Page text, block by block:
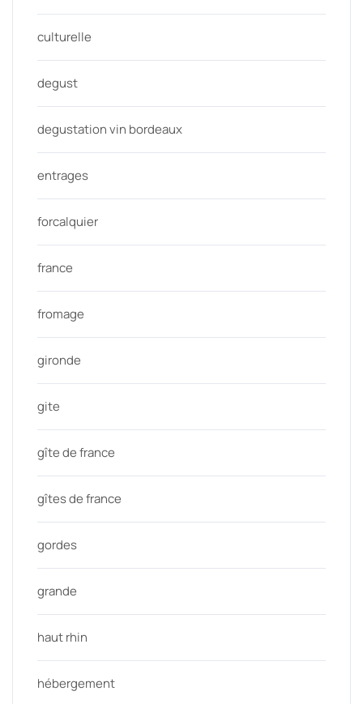
culturelle
degust
degustation vin bordeaux
entrages
forcalquier
france
fromage
gironde
gite
gîte de france
gîtes de france
gordes
grande
haut rhin
hébergement